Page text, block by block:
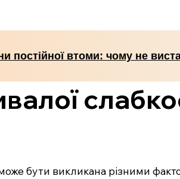
постійної втоми: чому не
бути викликана різними